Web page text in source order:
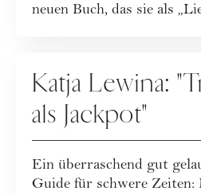
neuen Buch, das sie als
Katja Lewina:
als Jackpot"
Ein überraschend gut
Guide für schwere Zeiten: